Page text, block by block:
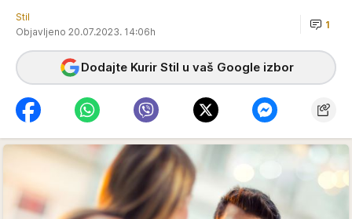
Stil
Objavljeno 20.07.2023. 14:06h
1
Dodajte Kurir Stil u vaš Google izbor